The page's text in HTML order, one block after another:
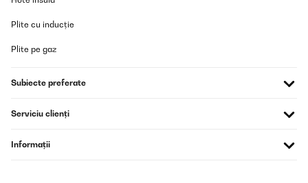
Traducere
satisfait
casser moi même la porte
Comment faire pour commander une porte complète
Plite cu inducție
Plite pe gaz
Subiecte preferate
Serviciu clienți
Informații